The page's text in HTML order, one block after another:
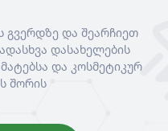
და შეარჩიეთ
დასახელების
და კოსმეტიკურ
შორის